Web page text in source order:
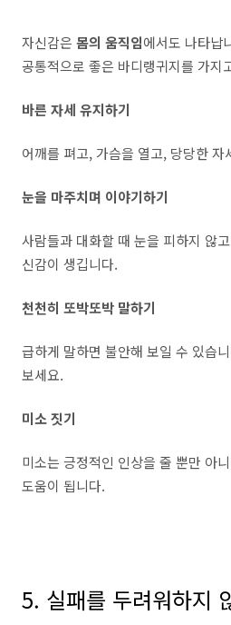
자신감은 몸의 움직임에서도 나타납
공통적으로 좋은 바디랭귀지를 가지
바른 자세 유지하기
어깨를 펴고, 가슴을 열고, 당당한 자
눈을 마주치며 이야기하기
사람들과 대화할 때 눈을 피하지 않
신감이 생깁니다.
천천히 또박또박 말하기
급하게 말하면 불안해 보일 수 있습
보세요.
미소 짓기
미소는 긍정적인 인상을 줄 뿐만 아
도움이 됩니다.
5. 실패를 두려워하지